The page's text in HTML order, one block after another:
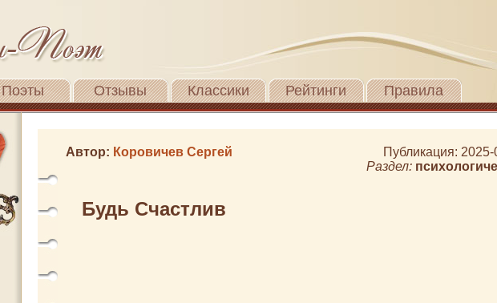
Поэты Отзывы Классики Рейтинги Правила
Автор: Коровичев Сергей
Публикация:
Раздел:
Будь Счастлив